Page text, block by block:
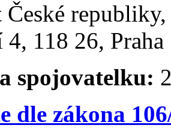
České
4, 118 26,
spojovatelku:
dle zákona